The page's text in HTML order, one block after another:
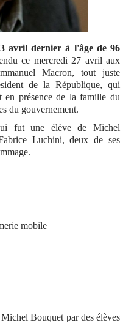
avril dernier à l'âge de 96
ce mercredi 27 avril aux
Macron, tout juste
de la République, qui
en présence de la famille du
du gouvernement.
fut une élève de Michel
Luchini, deux de ses
mobile
Bouquet par des élèves